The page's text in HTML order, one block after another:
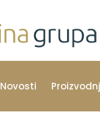
Novosti